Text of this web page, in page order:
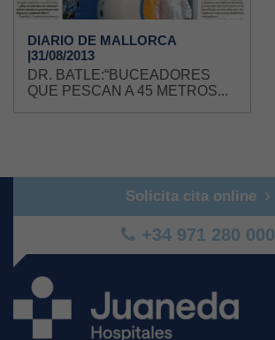
DIARIO DE MALLORCA
|31/08/2013
DR. BATLE:“BUCEADORES
QUE PESCAN A 45 METROS...
Solicita cita online
+34 971 280 000